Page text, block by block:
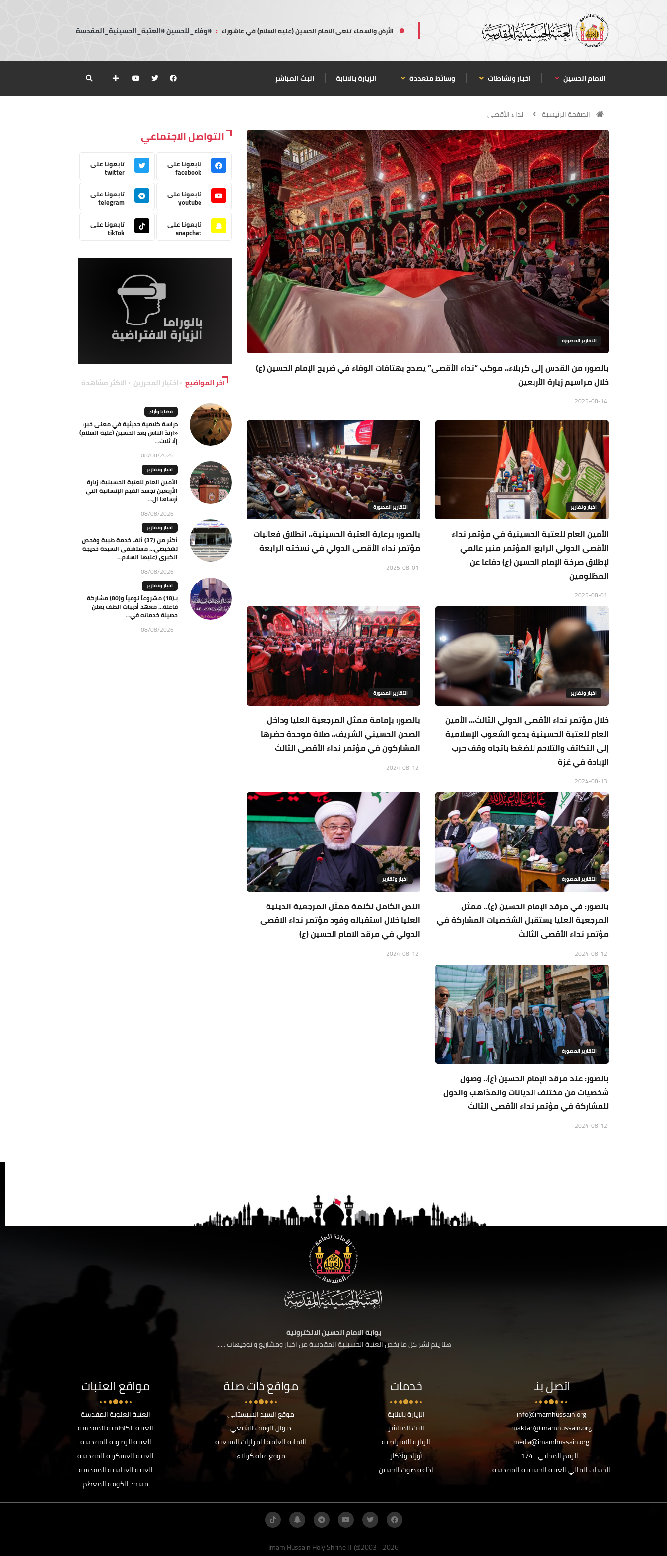
الأرض والسماء تنعى الامام الحسين (عليه السلام) في عاشوراء : #وفاء_للحسين #العتبة_الحسينية_المقدسة
الامام الحسين اخبار ونشاطات وسائط متعددة الزيارة بالانابة البث المباشر
الصفحة الرئيسية نداء الأقصى
التقارير المصورة
بالصور: من القدس إلى كربلاء.. موكب “نداء الأقصى” يصدح بهتافات الوفاء في ضريح الإمام الحسين (ع)
خلال مراسيم زيارة الأربعين
اخبار وتقارير
الأمين العام للعتبة الحسينية في مؤتمر نداء
الأقصى الدولي الرابع: المؤتمر منبر عالمي
لإطلاق صرخة الإمام الحسين (ع) دفاعا عن
المظلومين
التقارير المصورة
بالصور: برعاية العتبة الحسينية.. انطلاق فعاليات
مؤتمر نداء الأقصى الدولي في نسخته الرابعة
اخبار وتقارير
خلال مؤتمر نداء الأقصى الدولي الثالث... الأمين
العام للعتبة الحسينية يدعو الشعوب الإسلامية
إلى التكاتف والتلاحم للضغط باتجاه وقف حرب
الإبادة في غزة
التقارير المصورة
بالصور: بإمامة ممثل المرجعية العليا وداخل
الصحن الحسيني الشريف.. صلاة موحدة حضرها
المشاركون في مؤتمر نداء الأقصى الثالث
التقارير المصورة
بالصور: في مرقد الإمام الحسين (ع).. ممثل
المرجعية العليا يستقبل الشخصيات المشاركة في
مؤتمر نداء الأقصى الثالث
اخبار وتقارير
النص الكامل لكلمة ممثل المرجعية الدينية
العليا خلال استقباله وفود مؤتمر نداء الاقصى
الدولي في مرقد الامام الحسين (ع)
التقارير المصورة
بالصور: عند مرقد الإمام الحسين (ع).. وصول
شخصيات من مختلف الديانات والمذاهب والدول
للمشاركة في مؤتمر نداء الأقصى الثالث
التواصل الاجتماعي
تابعونا على
facebook
تابعونا على
twitter
تابعونا على
youtube
تابعونا على
telegram
تابعونا على
snapchat
تابعونا على
tikTok
آخر المواضيع اختيار المحررين الاكثر مشاهدة
قضايا وآراء
دراسة كلامية حديثية في معنى خبر:
«ارتدّ الناس بعد الحسين (عليه السلام)
إلّا ثلاث...
08/08/2026
اخبار وتقارير
الأمين العام للعتبة الحسينية: زيارة
الأربعين تجسد القيم الإنسانية التي
أرساها ال...
08/08/2026
اخبار وتقارير
أكثر من (37) ألف خدمة طبية وفحص
تشخيصي… مستشفى السيدة خديجة
الكبرى (عليها السلام...
08/08/2026
اخبار وتقارير
بـ(18) مشروعاً نوعياً و(80) مشاركة
فاعلة… معهد أديبات الطف يعلن
حصيلة خدماته في...
08/08/2026
بوابة الامام الحسين الالكترونية
هنا يتم نشر كل ما يخص العتبة الحسينية المقدسة من اخبار ومشاريع و توجيهات ......
اتصل بنا
info@imamhussain.org
maktab@imamhussain.org
media@imamhussain.org
الرقم المجاني 174
الحساب المالي للعتبة الحسينية المقدسة
خدمات
الزيارة بالانابة
البث المباشر
الزيارة الافتراضية
أوراد وأذكار
اذاعة صوت الحسين
مواقع ذات صلة
موقع السيد السيستاني
ديوان الوقف الشيعي
الامانة العامة للمزارات الشيعية
موقع قناة كربلاء
مواقع العتبات
العتبة العلوية المقدسة
العتبة الكاظمية المقدسة
العتبة الرضوية المقدسة
العتبة العسكرية المقدسة
العتبة العباسية المقدسة
مسجد الكوفة المعظم
Imam Hussain Holy Shrine IT @2003 - 2026